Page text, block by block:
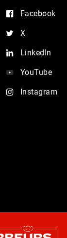
Facebook
X
LinkedIn
YouTube
Instagram